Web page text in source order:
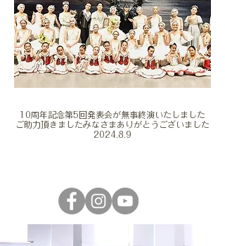
10周年記念第5回発表会が無事終演いたしました
ご助力頂きましたみなさまありがとうございました
​2024.8.9